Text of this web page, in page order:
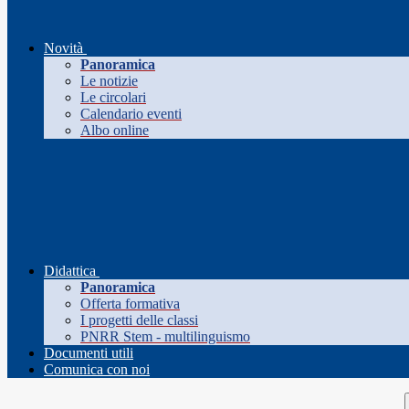
Novità
Panoramica
Le notizie
Le circolari
Calendario eventi
Albo online
Didattica
Panoramica
Offerta formativa
I progetti delle classi
PNRR Stem - multilinguismo
Documenti utili
Comunica con noi